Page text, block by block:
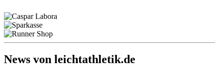
News von leichtathletik.de